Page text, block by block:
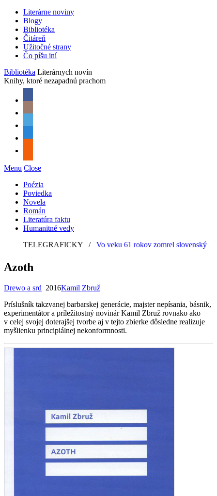
Literárne noviny
Blogy
Bibliotéka
Čitáreň
Užitočné strany
Čo píšu iní
Bibliotéka Literárnych novín
Knihy, ktoré nezapadnú prachom
Menu Close
Poézia
Poviedka
Novela
Román
Literatúra faktu
Humanitné vedy
TELEGRAFICKY/ Vo veku 61 rokov zomrel slovenský
Azoth
Drewo a srd 2016Kamil Zbruž
Príslušník takzvanej barbarskej generácie, majster nepísania, básnik,
experimentátor a príležitostný novinár Kamil Zbruž rovnako ako
v celej svojej doterajšej tvorbe aj v tejto zbierke dôsledne realizuje
myšlienku principiálnej nekonformnosti.